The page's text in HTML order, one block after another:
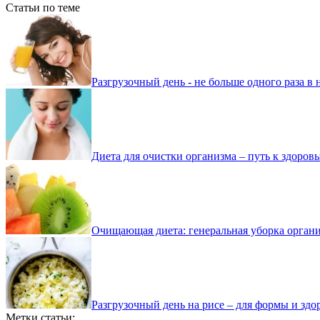
Статьи по теме
Разгрузочный день - не больше одного раза в
Диета для очистки организма – путь к
Очищающая диета: генеральная уборка
Разгрузочный день на рисе – для формы и
Метки статьи: